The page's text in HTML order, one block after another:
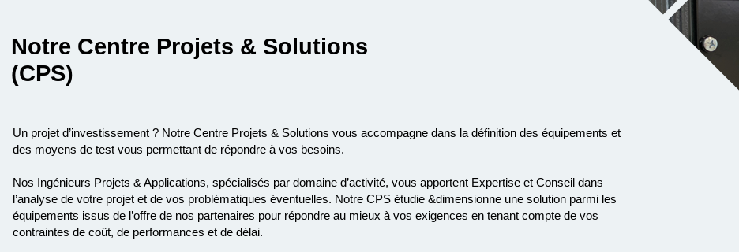
Notre Centre Projets & Solutions
(CPS)
Un projet d’investissement ? Notre Centre Projets & Solutions vous accompagne dans la définition des équipements et
des moyens de test vous permettant de répondre à vos besoins.
Nos Ingénieurs Projets & Applications, spécialisés par domaine d’activité, vous apportent Expertise et Conseil dans
l’analyse de votre projet et de vos problématiques éventuelles. Notre CPS étudie &dimensionne une solution parmi les
équipements issus de l’offre de nos partenaires pour répondre au mieux à vos exigences en tenant compte de vos
contraintes de coût, de performances et de délai.